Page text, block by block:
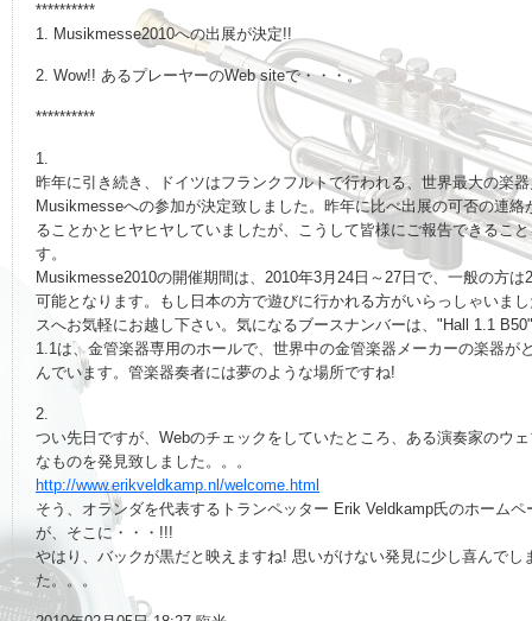
**********
1. Musikmesse2010への出展が決定!!
2. Wow!! あるプレーヤーのWeb siteで・・・。
**********
1.
昨年に引き続き、ドイツはフランクフルトで行われる、世界最大の楽
Musikmesseへの参加が決定致しました。昨年に比べ出展の可否の連絡
ることかとヒヤヒヤしていましたが、こうして皆様にご報告できるこ
す。
Musikmesse2010の開催期間は、2010年3月24日～27日で、一般の方は
可能となります。もし日本の方で遊びに行かれる方がいらっしゃいま
スへお気軽にお越し下さい。気になるブースナンバーは、"Hall 1.1
1.1は、金管楽器専用のホールで、世界中の金管楽器メーカーの楽器が
んでいます。管楽器奏者には夢のような場所ですね!
2.
つい先日ですが、Webのチェックをしていたところ、ある演奏家のウ
なものを発見致しました。。。
http://www.erikveldkamp.nl/welcome.html
そう、オランダを代表するトランペッター Erik Veldkamp氏のホームペ
が、そこに・・・!!!
やはり、バックが黒だと映えますね! 思いがけない発見に少し喜んでし
た。。。